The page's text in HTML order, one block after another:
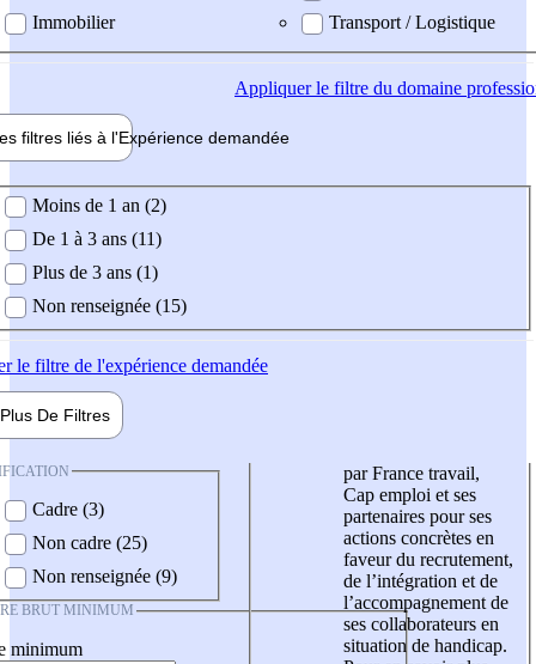
Immobilier
Transport / Logistique
Appliquerle filtre du domaine
filtres liés à l'Expérience demandée
demandée
Moins de 1 an (2)
De 1 à 3 ans (11)
Plus de 3 ans (1)
Non renseignée (15)
le filtre de l'expérience demandée
Plus De Filtres
Cadre (3)
Non cadre (25)
Non renseignée (9)
BRUT MINIMUM
minimum
par France travail,
Cap emploi et ses
partenaires pour ses
actions concrètes en
faveur du recrutement,
de l’intégration et de
l’accompagnement de
ses collaborateurs en
situation de handicap.